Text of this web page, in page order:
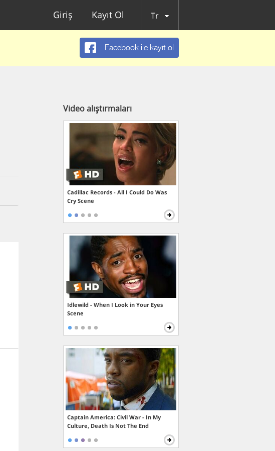
Giriş Kayıt Ol Tr
Facebook ile kayıt ol
Video alıştırmaları
Cadillac Records - All I Could Do Was
Cry Scene
Idlewild - When I Look in Your Eyes
Scene
Captain America: Civil War - In My
Culture, Death Is Not The End